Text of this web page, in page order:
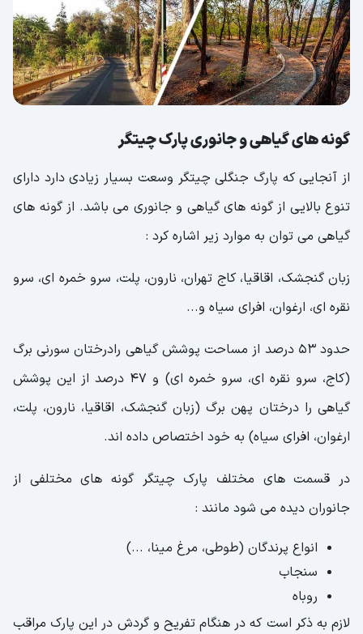
گونه های گیاهی و جانوری پارک چیتگر
از آنجایی که پارگ جنگلی چیتگر وسعت بسیار زیادی دارد دارای
تنوع بالایی از گونه های گیاهی و جانوری می باشد. از گونه های
گیاهی می توان به موارد زیر اشاره کرد :
زبان گنجشک، اقاقیا، کاج تهران، نارون، پلت، سرو خمره ای، سرو
نقره ای، ارغوان، افرای سیاه و...
حدود 53 درصد از مساحت پوشش گیاهی رادرختان سورنی برگ
(کاج، سرو نقره ای، سرو خمره ای) و 47 درصد از این پوشش
گیاهی را درختان پهن برگ (زبان گنجشک، اقاقیا، نارون، پلت،
ارغوان، افرای سیاه) به خود اختصاص داده اند.
در قسمت های مختلف پارک چیتگر گونه های مختلفی از
جانوران دیده می شود مانند :
انواع پرندگان (طوطی، مرغ مینا، ...)
سنجاب
روباه
لازم به ذکر است که در هنگام تفریح و گردش در این پارک مراقب